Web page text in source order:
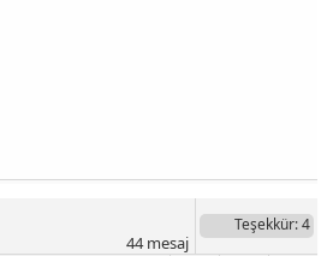
Teşekkür: 4
44mesaj